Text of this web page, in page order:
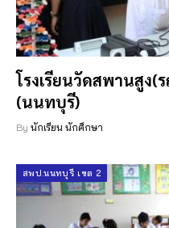
โรงเรียนวัดสพานสูง(
(นนทบุรี)
By นักเรียน นักศึกษา
สพป.นนทบุรี เขต 2